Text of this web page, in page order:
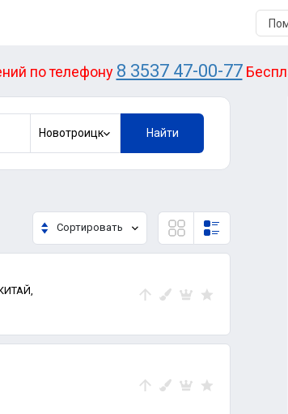
по телефону 8 3537 47-00-77
Новотроицк Найти
Сортировать